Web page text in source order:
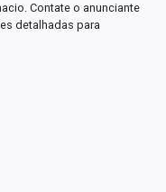
Contate o anunciante
detalhadas para